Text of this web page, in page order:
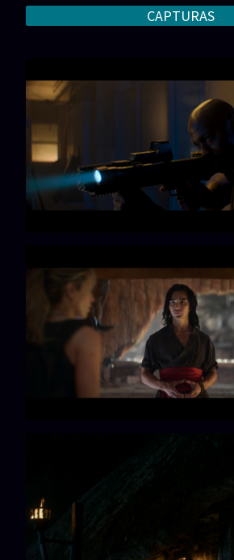
CAPTURAS